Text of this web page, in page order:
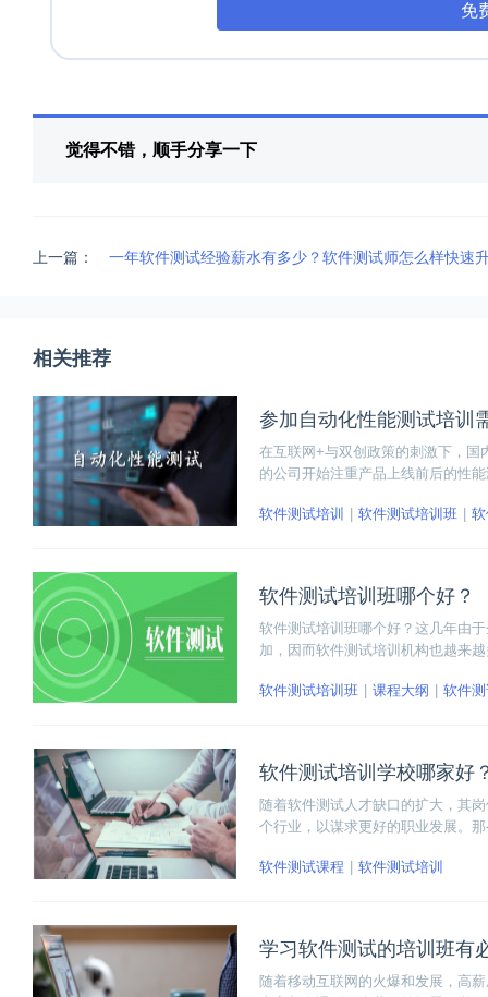
免
觉得不错，顺手分享一下
上一篇： 一年软件测试经验薪水有多少？软件测试师怎么样快速
相关推荐
参加自动化性能测试培训
在互联网+与双创政策的刺激下，国
的公司开始注重产品上线前后的性
而使性能测试成为炙手可热的岗位
软件测试培训 软件测试培训班
软件测试培训班哪个好？
软件测试培训班哪个好？这几年由
加，因而软件测试培训机构也越来
软件测试培训班
课程大纲 软件
软件测试培训学校哪家好
随着软件测试人才缺口的扩大，其
个行业，以谋求更好的职业发展。
软件测试课程
软件测试培训
学习软件测试的培训班有
随着移动互联网的火爆和发展，高